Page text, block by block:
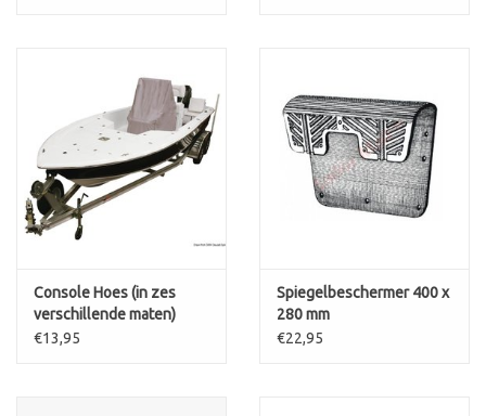
Console Hoes (in zes
verschillende maten)
€13,95
Spiegelbeschermer 400 x
280 mm
€22,95